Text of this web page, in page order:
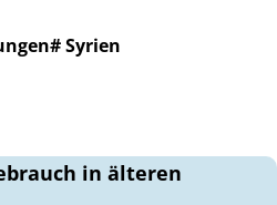
# Syrien
in älteren